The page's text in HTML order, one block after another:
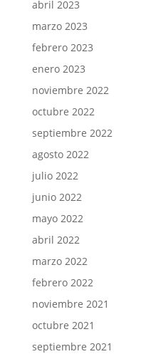
abril 2023
marzo 2023
febrero 2023
enero 2023
noviembre 2022
octubre 2022
septiembre 2022
agosto 2022
julio 2022
junio 2022
mayo 2022
abril 2022
marzo 2022
febrero 2022
noviembre 2021
octubre 2021
septiembre 2021